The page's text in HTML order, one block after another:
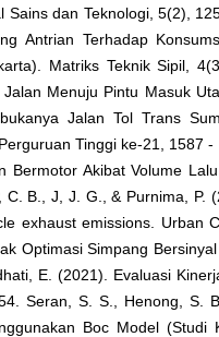
dan Teknologi, 5(2),
Antrian Terhadap
Matriks Teknik Sipil,
Menuju Pintu Masuk
Jalan Tol Trans
Tinggi ke-21, 1587 -
Akibat Volume
B., J, J. G., & Purnima, P.
exhaust emissions. Urban
Optimasi Simpang
E. (2021). Evaluasi
Seran, S. S., Henong, S.
Boc Model (Studi